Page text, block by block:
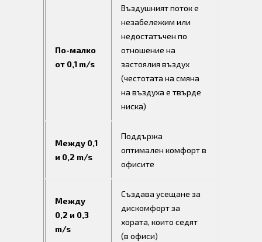
По-малко
от 0,1 m/s
Въздушният поток е
незабележим или
недостатъчен по
отношение на
застоялия въздух
(честотата на смяна
на въздуха е твърде
ниска)
Между 0,1
и 0,2 m/s
Поддържа
оптимален комфорт в
офисите
Между
0,2 и 0,3
m/s
Създава усещане за
дискомфорт за
хората, които седят
(в офиси)